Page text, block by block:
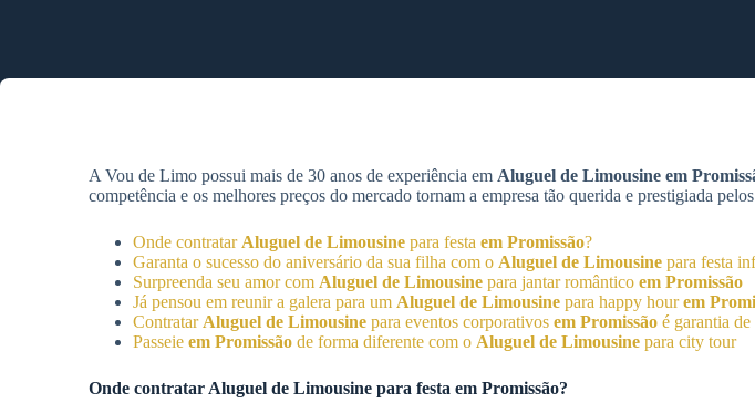
A Vou de Limo possui mais de 30 anos de experiência em Aluguel de Limousine em
competência e os melhores preços do mercado tornam a empresa tão querida e prestigiada
Onde contratar Aluguel de Limousine para festa em Promissão?
Garanta o sucesso do aniversário da sua filha com o Aluguel de Limousine para festa
Surpreenda seu amor com Aluguel de Limousine para jantar romântico em Promissão
Já pensou em reunir a galera para um Aluguel de Limousine para happy hourem
Contratar Aluguel de Limousine para eventos corporativos em Promissão é garantia de
Passeie em Promissão de forma diferente com o Aluguel de Limousine para city tour
Onde contratar Aluguel de Limousine para festa em Promissão?